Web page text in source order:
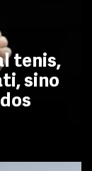
tenis,
sino